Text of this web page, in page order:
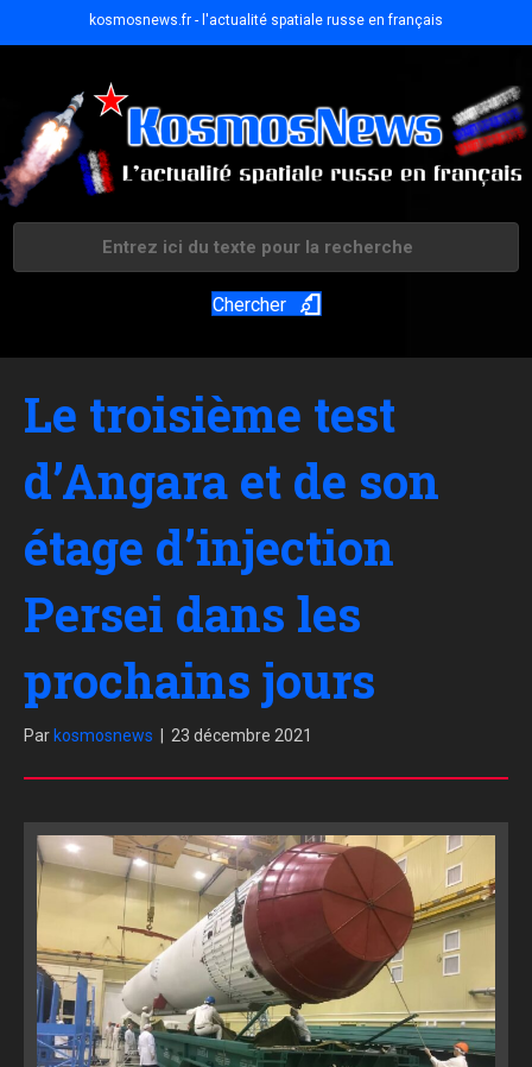
kosmosnews.fr - l'actualité spatiale russe en français
Chercher
Le troisième test
d’Angara et de son
étage d’injection
Persei dans les
prochains jours
Par kosmosnews 23 décembre 2021